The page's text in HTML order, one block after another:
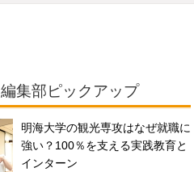
編集部ピックアップ
明海大学の観光専攻はなぜ就職に
強い？100％を支える実践教育と
インターン